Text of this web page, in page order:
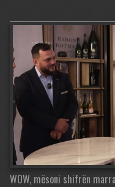
WOW, mësoni shifrën